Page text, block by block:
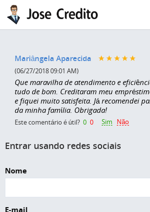
Pular para o conteúdo principal
Mariângela Aparecida
(06/27/2018 09:01 AM)
Que maravilha de atendimento e
tudo de bom. Creditaram meu
e fiquei muito satisfeita. Já recomendei
da minha família. Obrigada!
Este comentário é útil? 0 0 Sim
Não
Entrar usando redes sociais
Nome
E-mail